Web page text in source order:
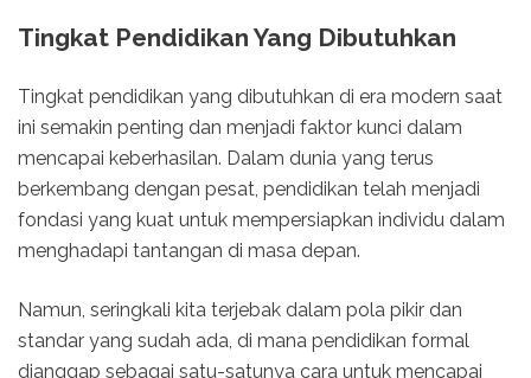
Tingkat Pendidikan Yang Dibutuhkan
Tingkat pendidikan yang dibutuhkan di era modern saat
ini semakin penting dan menjadi faktor kunci dalam
mencapai keberhasilan. Dalam dunia yang terus
berkembang dengan pesat, pendidikan telah menjadi
fondasi yang kuat untuk mempersiapkan individu dalam
menghadapi tantangan di masa depan.
Namun, seringkali kita terjebak dalam pola pikir dan
standar yang sudah ada, di mana pendidikan formal
dianggap sebagai satu-satunya cara untuk mencapai